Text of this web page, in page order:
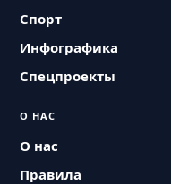
Спорт
Инфографика
Спецпроекты
О НАС
О нас
Правила